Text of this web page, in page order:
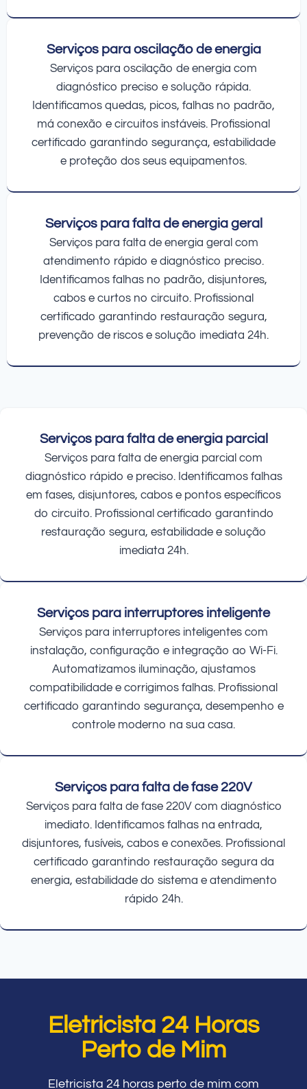
Serviços para oscilação de energia
Serviços para oscilação de energia com
diagnóstico preciso e solução rápida.
Identificamos quedas, picos, falhas no padrão,
má conexão e circuitos instáveis. Profissional
certificado garantindo segurança, estabilidade
e proteção dos seus equipamentos.
Serviços para falta de energia geral
Serviços para falta de energia geral com
atendimento rápido e diagnóstico preciso.
Identificamos falhas no padrão, disjuntores,
cabos e curtos no circuito. Profissional
certificado garantindo restauração segura,
prevenção de riscos e solução imediata 24h.
Serviços para falta de energia parcial
Serviços para falta de energia parcial com
diagnóstico rápido e preciso. Identificamos falhas
em fases, disjuntores, cabos e pontos específicos
do circuito. Profissional certificado garantindo
restauração segura, estabilidade e solução
imediata 24h.
Serviços para interruptores inteligente
Serviços para interruptores inteligentes com
instalação, configuração e integração ao Wi-Fi.
Automatizamos iluminação, ajustamos
compatibilidade e corrigimos falhas. Profissional
certificado garantindo segurança, desempenho e
controle moderno na sua casa.
Serviços para falta de fase 220V
Serviços para falta de fase 220V com diagnóstico
imediato. Identificamos falhas na entrada,
disjuntores, fusíveis, cabos e conexões. Profissional
certificado garantindo restauração segura da
energia, estabilidade do sistema e atendimento
rápido 24h.
Eletricista 24 Horas
Perto de Mim
Eletricista 24 horas perto de mim com